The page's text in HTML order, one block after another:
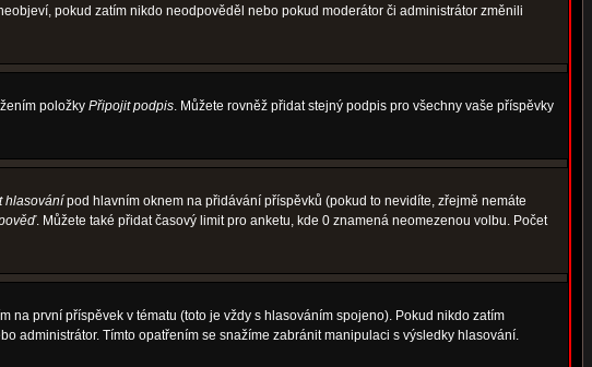
pokud zatím nikdo neodpověděl nebo pokud moderátor či administrátor změnili
položky Připojit podpis. Můžete rovněž přidat stejný podpis pro všechny vaše příspěvky
hlasování pod hlavním oknem na přidávání příspěvků (pokud to nevidíte, zřejmě nemáte
. Můžete také přidat časový limit pro anketu, kde 0 znamená neomezenou volbu. Počet
první příspěvek v tématu (toto je vždy s hlasováním spojeno). Pokud nikdo zatím
administrátor. Tímto opatřením se snažíme zabránit manipulaci s výsledky hlasování.